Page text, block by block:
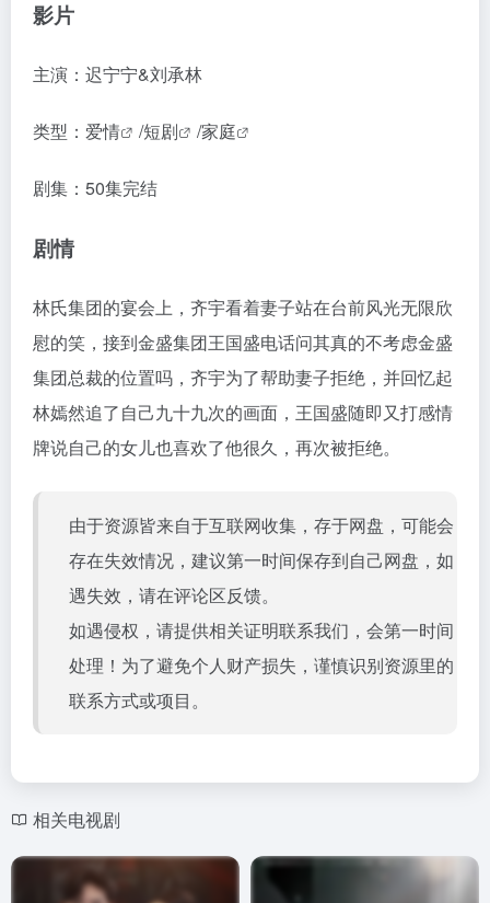
影片
主演：迟宁宁&刘承林
类型： 爱情 /短剧 /家庭
剧集：50集完结
剧情
林氏集团的宴会上，齐宇看着妻子站在台前风光无限欣
慰的笑，接到金盛集团王国盛电话问其真的不考虑金盛
集团总裁的位置吗，齐宇为了帮助妻子拒绝，并回忆起
林嫣然追了自己九十九次的画面，王国盛随即又打感情
牌说自己的女儿也喜欢了他很久，再次被拒绝。
由于资源皆来自于互联网收集，存于网盘，可能会
存在失效情况，建议第一时间保存到自己网盘，如
遇失效，请在评论区反馈。
如遇侵权，请提供相关证明联系我们，会第一时间
处理！为了避免个人财产损失，谨慎识别资源里的
联系方式或项目。
相关电视剧